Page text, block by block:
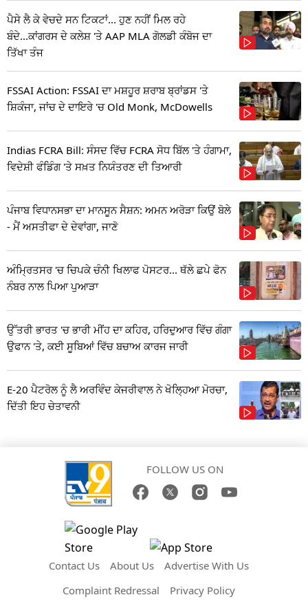
ਪੈਸੇ ਲੈ ਕੇ ਵੇਚਦੇ ਸਨ ਟਿਕਟਾਂ... ਹੁਣ ਨਹੀਂ ਮਿਲ ਰਹੇ
ਬੰਦੇ...ਕਾਂਗਰਸ ਦੇ ਕਲੇਸ਼ 'ਤੇ AAP MLA ਗੋਲਡੀ ਕੰਬੋਜ ਦਾ
ਤਿੱਖਾ ਤੰਜ
FSSAI Action: FSSAI ਦਾ ਮਸ਼ਹੂਰ ਸ਼ਰਾਬ ਬ੍ਰਾਂਡਸ 'ਤੇ
ਸ਼ਿਕੰਜਾ, ਜਾਂਚ ਦੇ ਦਾਇਰੇ 'ਚ Old Monk, McDowells
Indias FCRA Bill: ਸੰਸਦ ਵਿੱਚ FCRA ਸੋਧ ਬਿੱਲ 'ਤੇ ਹੰਗਾਮਾ,
ਵਿਦੇਸ਼ੀ ਫੰਡਿੰਗ 'ਤੇ ਸਖ਼ਤ ਨਿਯੰਤਰਣ ਦੀ ਤਿਆਰੀ
ਪੰਜਾਬ ਵਿਧਾਨਸਭਾ ਦਾ ਮਾਨਸੂਨ ਸੈਸ਼ਨ: ਅਮਨ ਅਰੋੜਾ ਕਿਉਂ ਬੋਲੇ
- ਮੈਂ ਅਸਤੀਫਾ ਦੇ ਦੇਵਾਂਗਾ, ਜਾਣੋ
ਅੰਮ੍ਰਿਤਸਰ 'ਚ ਚਿਪਕੇ ਚੰਨੀ ਖਿਲਾਫ ਪੋਸਟਰ... ਥੱਲੇ ਛਪੇ ਫੋਨ
ਨੰਬਰ ਨਾਲ ਪਿਆ ਪੁਆੜਾ
ਉੱਤਰੀ ਭਾਰਤ 'ਚ ਭਾਰੀ ਮੀਂਹ ਦਾ ਕਹਿਰ, ਹਰਿਦੁਆਰ ਵਿੱਚ ਗੰਗਾ
ਉਫਾਨ 'ਤੇ, ਕਈ ਸੂਬਿਆਂ ਵਿੱਚ ਬਚਾਅ ਕਾਰਜ ਜਾਰੀ
E-20 ਪੈਟਰੋਲ ਨੂੰ ਲੈ ਅਰਵਿੰਦ ਕੇਜਰੀਵਾਲ ਨੇ ਖੋਲ੍ਹਿਆ ਮੋਰਚਾ,
ਦਿੱਤੀ ਇਹ ਚੇਤਾਵਨੀ
FOLLOW US ON
Contact Us About Us
Advertise With Us
Complaint Redressal
Privacy Policy